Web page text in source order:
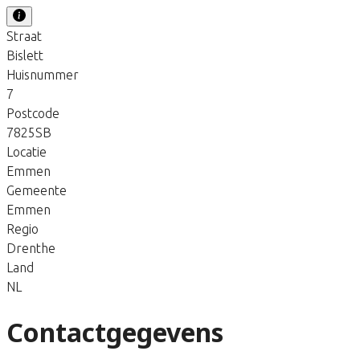
Straat
Bislett
Huisnummer
7
Postcode
7825SB
Locatie
Emmen
Gemeente
Emmen
Regio
Drenthe
Land
NL
Contactgegevens